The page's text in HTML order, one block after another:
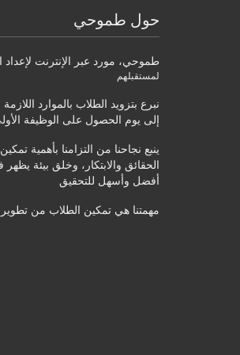
حول طموحي
طموحي، مورد عبر الإنترنت
لمستقبلهم
نبرع بتزويد الطلاب بالموارد
إلى يوم الحصول على الوظيفة
ينبع نجاحنا من التزامنا بأهمية
الحقائق والابتكار، وخلق بيئة
أفضل وأسهل للتحقيق
مهمتنا هي تمكين الطلاب من تطوير